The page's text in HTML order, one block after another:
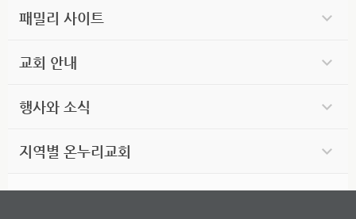
패밀리 사이트
교회 안내
행사와 소식
지역별 온누리교회